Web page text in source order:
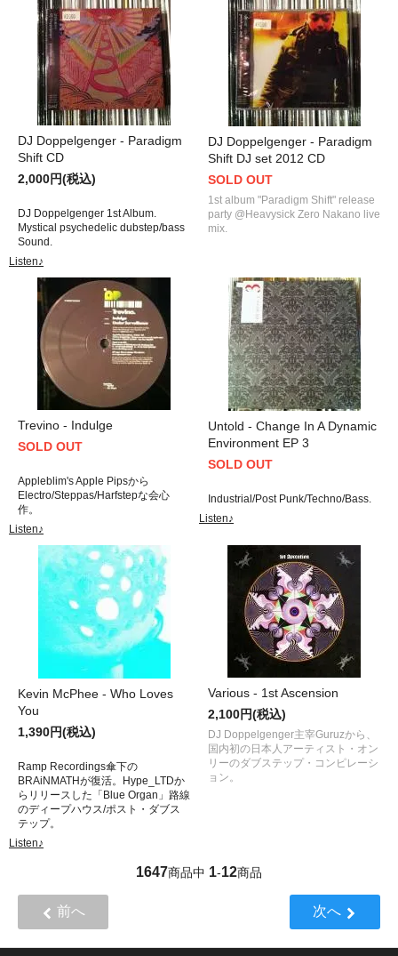
DJ Doppelgenger - Paradigm
Shift CD
2,000円(税込)
DJ Doppelgenger 1st Album.
Mystical psychedelic dubstep/bass
Sound.
Listen♪
DJ Doppelgenger - Paradigm
Shift DJ set 2012 CD
SOLD OUT
1st album "Paradigm Shift" release
party @Heavysick Zero Nakano live
mix.
Trevino - Indulge
SOLD OUT
Appleblim's Apple Pipsから
Electro/Steppas/Harfstepな会心
作。
Listen♪
Untold - Change In A Dynamic
Environment EP 3
SOLD OUT
Industrial/Post Punk/Techno/Bass.
Listen♪
Kevin McPhee - Who Loves
You
1,390円(税込)
Ramp Recordings傘下の
BRAiNMATHが復活。Hype_LTDか
らリリースした「Blue Organ」路線
のディープハウス/ポスト・ダブス
テップ。
Listen♪
Various - 1st Ascension
2,100円(税込)
DJ Doppelgenger主宰Guruzから、
国内初の日本人アーティスト・オン
リーのダブステップ・コンピレーシ
ョン。
1647商品中 1-12商品
前へ 次へ